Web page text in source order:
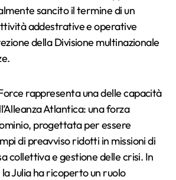
sancito il termine di un
addestrative e operative
della Divisione multinazionale
rappresenta una delle capacità
Atlantica: una forza
progettata per essere
di preavviso ridotti in missioni di
collettiva e gestione delle crisi. In
Julia ha ricoperto un ruolo